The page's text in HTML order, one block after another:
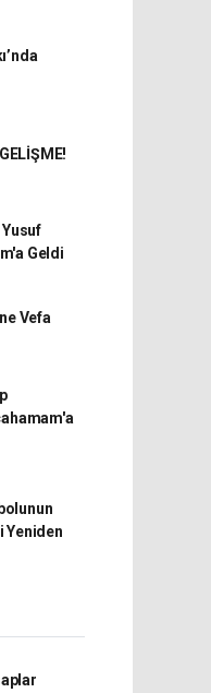
Yusuf
Geldi
Vefa
Yeniden